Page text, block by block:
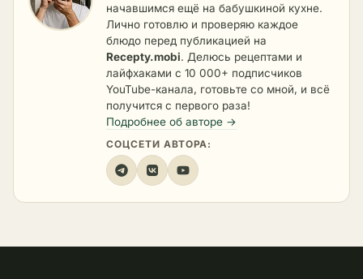
начавшимся ещё на бабушкиной кухне.
Лично готовлю и проверяю каждое
блюдо перед публикацией на
Recepty.mobi. Делюсь рецептами и
лайфхаками с 10 000+ подписчиков
YouTube-канала, готовьте со мной, и всё
получится с первого раза!
Подробнее об авторе →
СОЦСЕТИ АВТОРА: